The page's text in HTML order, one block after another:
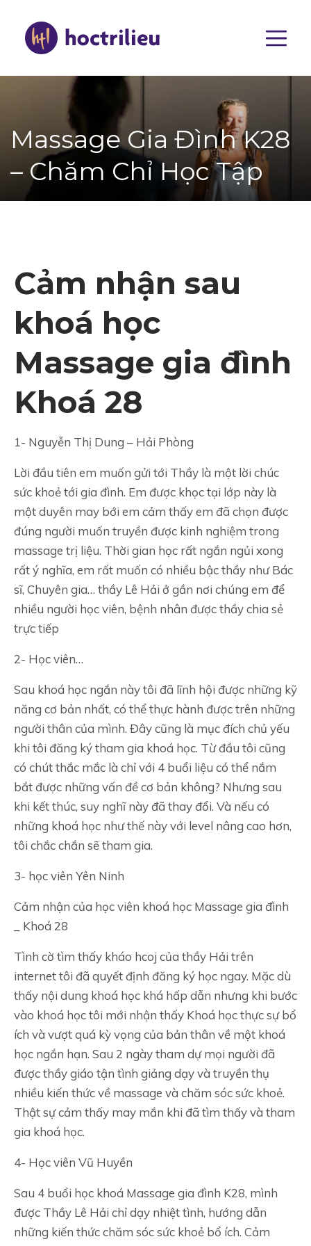
Main
Massage Gia Đình K28
– Chăm Chỉ Học Tập
Cảm nhận sau
khoá học
Massage gia đình
Khoá 28
1- Nguyễn Thị Dung – Hải Phòng
Lời đầu tiên em muốn gửi tới Thầy là một lời chúc
sức khoẻ tới gia đình. Em được khọc tại lớp này là
một duyên may bới em cảm thấy em đã chọn được
đúng người muốn truyền được kinh nghiệm trong
massage trị liệu. Thời gian học rất ngắn ngủi xong
rất ý nghĩa, em rất muốn có nhiều bậc thầy như Bác
sĩ, Chuyên gia… thầy Lê Hải ở gần nơi chúng em để
nhiều người học viên, bệnh nhân được thầy chia sẻ
trực tiếp
2- Học viên…
Sau khoá học ngắn này tôi đã lĩnh hội được những kỹ
năng cơ bản nhất, có thể thực hành được trên những
người thân của mình. Đây cũng là mục đích chủ yếu
khi tôi đăng ký tham gia khoá học. Từ đầu tôi cũng
có chút thắc mắc là chỉ với 4 buổi liệu có thể nắm
bắt được những vấn đề cơ bản không? Nhưng sau
khi kết thúc, suy nghĩ này đã thay đổi. Và nếu có
những khoá học như thế này với level nâng cao hơn,
tôi chắc chắn sẽ tham gia.
3- học viên Yên Ninh
Cảm nhận của học viên khoá học Massage gia đình
_ Khoá 28
Tình cờ tìm thấy kháo hcoj của thầy Hải trên
internet tôi đã quyết định đăng ký học ngay. Mặc dù
thấy nội dung khoá học khá hấp dẫn nhưng khi bước
vào khoá học tôi mới nhận thấy Khoá học thực sự bổ
ích và vượt quá kỳ vọng của bản thân về một khoá
học ngắn hạn. Sau 2 ngày tham dự mọi người đã
được thầy giáo tận tình giảng dạy và truyền thụ
nhiều kiến thức về massage và chăm sóc sức khoẻ.
Thật sự cảm thấy may mắn khi đã tìm thấy và tham
gia khoá học.
4- Học viên Vũ Huyền
Sau 4 buổi học khoá Massage gia đình K28, mình
được Thầy Lê Hải chỉ dạy nhiệt tình, hướng dẫn
những kiến thức chăm sóc sức khoẻ bổ ích. Cảm